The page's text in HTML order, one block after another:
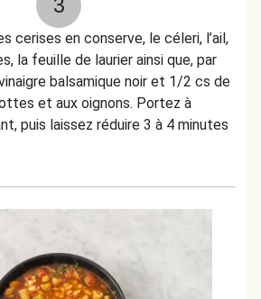
3
cerises en conserve, le céleri, l’ail,
la feuille de laurier ainsi que, par
balsamique noir et 1/2 cs de
et aux oignons. Portez à
puis laissez réduire 3 à 4 minutes